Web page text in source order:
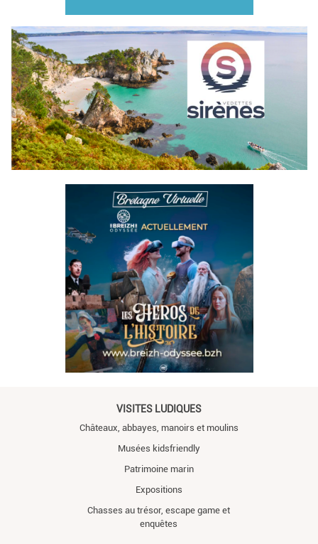
VISITES LUDIQUES
Châteaux, abbayes, manoirs et moulins
Musées kidsfriendly
Patrimoine marin
Expositions
Chasses au trésor, escape game et
enquêtes